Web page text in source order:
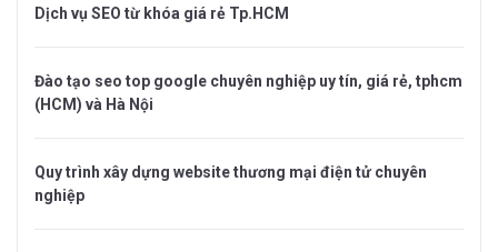
Dịch vụ SEO từ khóa giá rẻ Tp.HCM
Đào tạo seo top google chuyên nghiệp uy tín, giá rẻ, tphcm
(HCM) và Hà Nội
Quy trình xây dựng website thương mại điện tử chuyên
nghiệp